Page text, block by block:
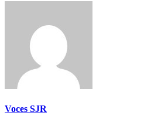
Voces SJR